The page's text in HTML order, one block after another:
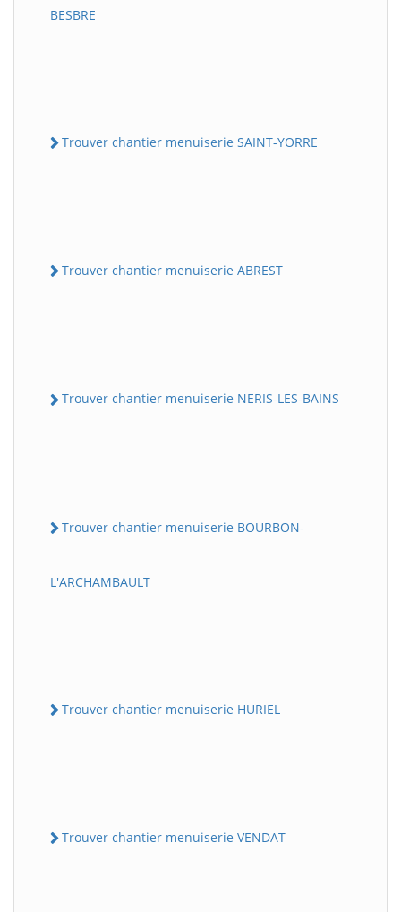
BESBRE
Trouver chantier menuiserie SAINT-YORRE
Trouver chantier menuiserie ABREST
Trouver chantier menuiserie NERIS-LES-BAINS
Trouver chantier menuiserie BOURBON-
L'ARCHAMBAULT
Trouver chantier menuiserie HURIEL
Trouver chantier menuiserie VENDAT